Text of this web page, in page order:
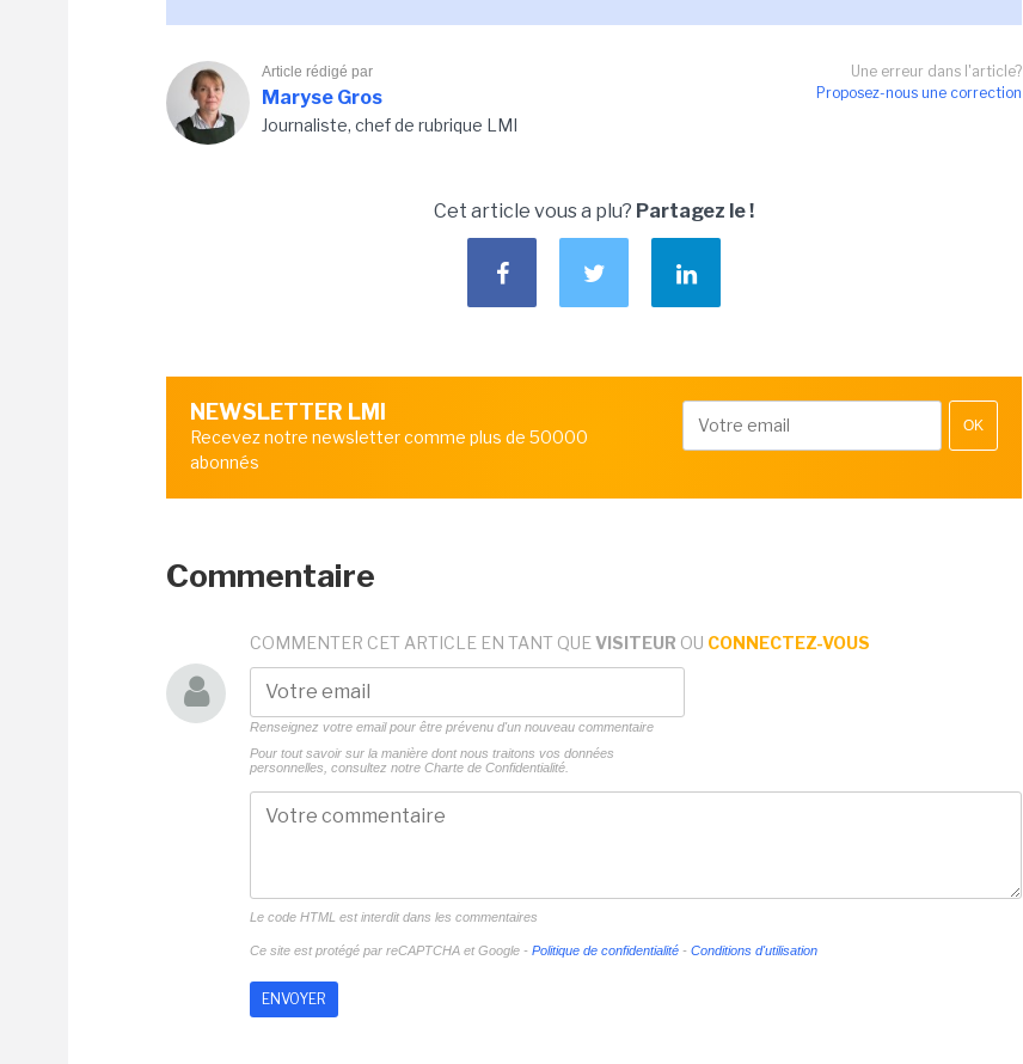
Une erreur dans l'article?
Proposez-nous une correction
Article rédigé par
Maryse Gros
Journaliste, chef de rubrique LMI
Cet article vous a plu? Partagez le !
NEWSLETTER LMI
Recevez notre newsletter comme plus de 50000
abonnés
OK
Commentaire
COMMENTER CET ARTICLE EN TANT QUE VISITEUR OU CONNECTEZ-VOUS
Renseignez votre email pour être prévenu d'un nouveau commentaire
Pour tout savoir sur la manière dont nous traitons vos données
personnelles, consultez notre Charte de Confidentialité.
Le code HTML est interdit dans les commentaires
Ce site est protégé par reCAPTCHA et Google - Politique de confidentialité - Conditions d'utilisation